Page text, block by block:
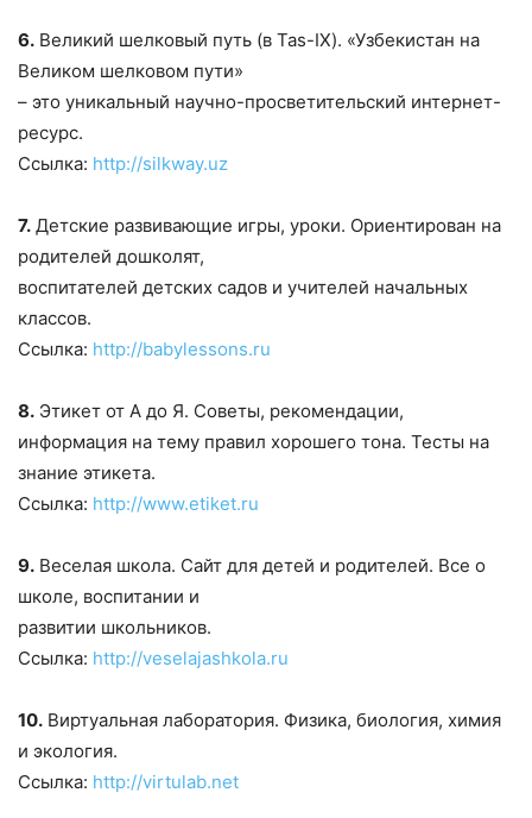
6. Великий шелковый путь (в Tas-IX). «Узбекистан на
Великом шелковом пути»
– это уникальный научно-просветительский интернет-
ресурс.
Ссылка: http://silkway.uz
7. Детские развивающие игры, уроки. Ориентирован на
родителей дошколят,
воспитателей детских садов и учителей начальных
классов.
Ссылка: http://babylessons.ru
8. Этикет от А до Я. Советы, рекомендации,
информация на тему правил хорошего тона. Тесты на
знание этикета.
Ссылка: http://www.etiket.ru
9. Веселая школа. Сайт для детей и родителей. Все о
школе, воспитании и
развитии школьников.
Ссылка: http://veselajashkola.ru
10. Виртуальная лаборатория. Физика, биология, химия
и экология.
Ссылка: http://virtulab.net